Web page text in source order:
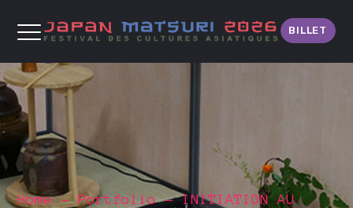
BILLET
Home Portfolio
INITIATION AU